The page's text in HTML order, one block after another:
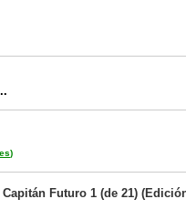
)
Futuro 1 (de 21)